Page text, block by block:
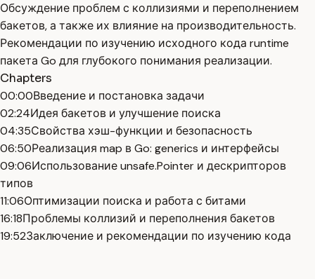
Обсуждение проблем с коллизиями и переполнением
бакетов, а также их влияние на производительность.
Рекомендации по изучению исходного кода runtime
пакета Go для глубокого понимания реализации.
Chapters
00:00Введение и постановка задачи
02:24Идея бакетов и улучшение поиска
04:35Свойства хэш-функции и безопасность
06:50Реализация map в Go: generics и интерфейсы
09:06Использование unsafe.Pointer и дескрипторов
типов
11:06Оптимизации поиска и работа с битами
16:18Проблемы коллизий и переполнения бакетов
19:52Заключение и рекомендации по изучению кода